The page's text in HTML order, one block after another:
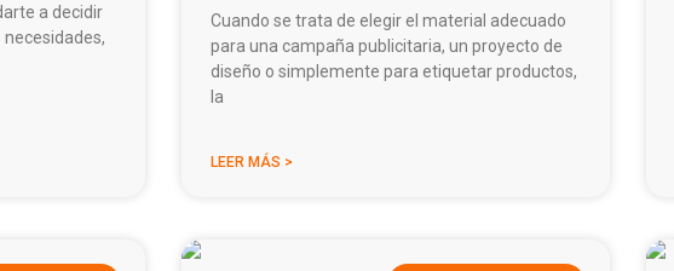
a decidir
Cuando se trata de elegir el material adecuado
para una campaña publicitaria, un proyecto de
diseño o simplemente para etiquetar productos,
la
LEER MÁS >